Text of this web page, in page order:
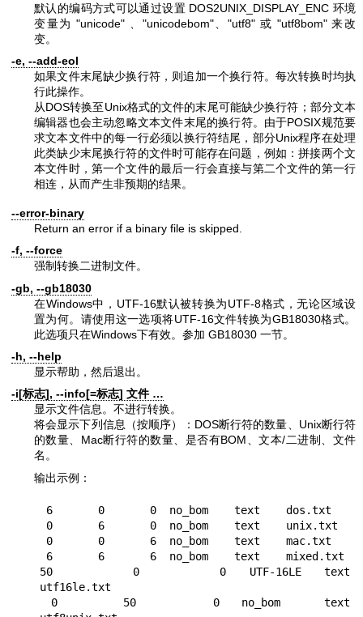
默认的编码方式可以通过设置 DOS2UNIX_DISPLAY_ENC 环境
变量为"unicode" "unicodebom"、 "utf8"或 "utf8bom"来改
变。
-e, --add-eol
如果文件末尾缺少换行符，则追加一个换行符。每次转换时均执
行此操作。
从DOS转换至Unix格式的文件的末尾可能缺少换行符；部分文本
编辑器也会主动忽略文本文件末尾的换行符。由于POSIX规范要
求文本文件中的每一行必须以换行符结尾，部分Unix程序在处理
此类缺少末尾换行符的文件时可能存在问题，例如：拼接两个文
本文件时，第一个文件的最后一行会直接与第二个文件的第一行
相连，从而产生非预期的结果。
--error-binary
Return an error if a binary file is skipped.
-f, --force
强制转换二进制文件。
-gb, --gb18030
在Windows中，UTF-16默认被转换为UTF-8格式，无论区域设
置为何。请使用这一选项将UTF-16文件转换为GB18030格式。
此选项只在Windows下有效。参加 GB18030 一节。
-h, --help
显示帮助，然后退出。
-i[标志], --info[=标志] 文件 …
显示文件信息。不进行转换。
将会显示下列信息（按顺序）：DOS断行符的数量、Unix断行符
的数量、Mac断行符的数量、是否有BOM、文本/二进制、文件
名。
输出示例：
50       0       0  UTF-16LE  text
utf16le.txt